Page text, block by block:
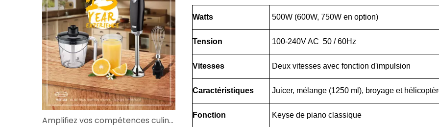
Amplifiez vos compétences culinaires avec le bon mixeur
Watts 500W (600W, 750W en option)
Tension 100-240V AC 50 / 60Hz
Vitesses Deux vitesses avec fonction d'impulsion
Caractéristiques Juicer, mélange (1250 ml), broyage et
Fonction Keyse de piano classique